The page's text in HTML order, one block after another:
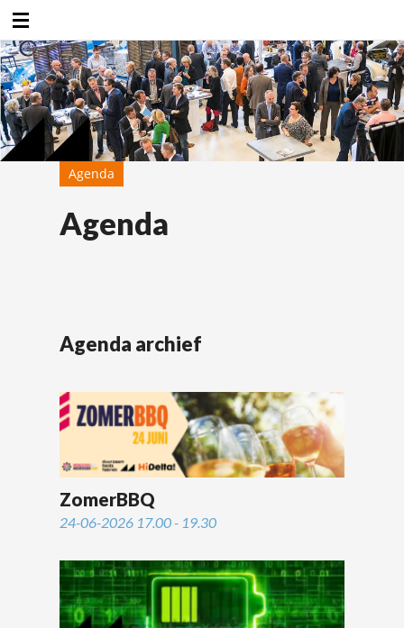
Agenda
Agenda
Agenda archief
ZomerBBQ
24-06-2026 17.00 - 19.30